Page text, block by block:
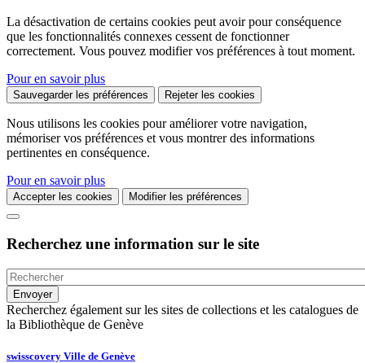
La désactivation de certains cookies peut avoir pour conséquence
que les fonctionnalités connexes cessent de fonctionner
correctement. Vous pouvez modifier vos préférences à tout moment.
Pour en savoir plus
Sauvegarder les préférences Rejeter les cookies
Nous utilisons les cookies pour améliorer votre navigation,
mémoriser vos préférences et vous montrer des informations
pertinentes en conséquence.
Pour en savoir plus
Accepter les cookies Modifier les préférences
Recherchez une information sur le site
Recherchez également sur les sites de collections et les catalogues de
la Bibliothèque de Genève
swisscovery Ville de Genève